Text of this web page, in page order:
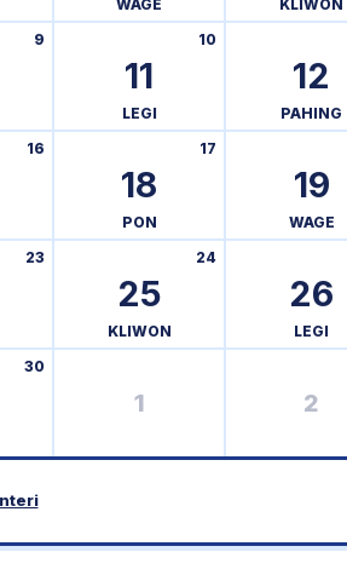
WAGE KLIWON
9
11
10
LEGI
12
PAHING
16
18
17
PON
19
WAGE
23
25
24
KLIWON
26
LEGI
30
1 2